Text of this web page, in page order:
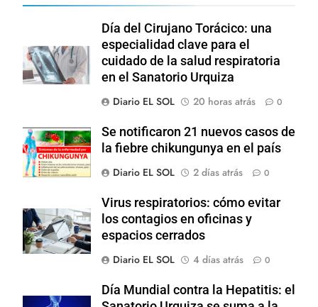
Día del Cirujano Torácico: una
especialidad clave para el
cuidado de la salud respiratoria
en el Sanatorio Urquiza
Diario EL SOL
20 horas atrás 0
Se notificaron 21 nuevos casos de
la fiebre chikungunya en el país
Diario EL SOL
2 días atrás 0
Virus respiratorios: cómo evitar
los contagios en oficinas y
espacios cerrados
Diario EL SOL
4 días atrás 0
Día Mundial contra la Hepatitis: el